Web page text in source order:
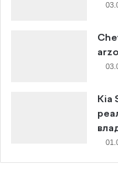
Kia